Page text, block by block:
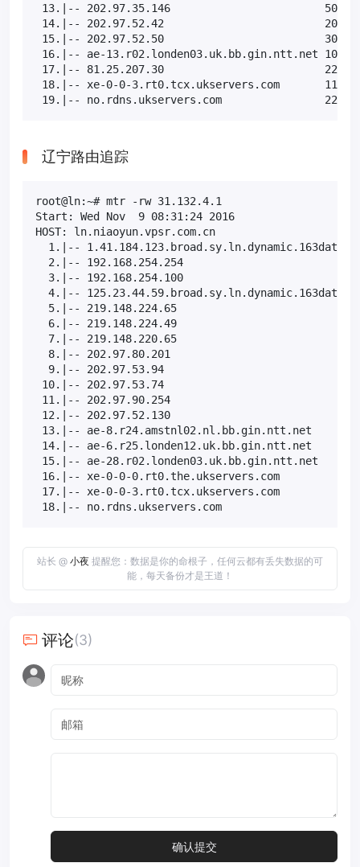
13.|-- 202.97.35.146                        50.0%
14.|-- 202.97.52.42                         20.0%
15.|-- 202.97.52.50                         30.0%
16.|-- ae-13.r02.londen03.uk.bb.gin.ntt.net
17.|-- 81.25.207.30                         22.2%
18.|-- xe-0-0-3.rt0.tcx.ukservers.com
19.|-- no.rdns.ukservers.com
辽宁路由追踪
root@ln:~# mtr -rw 31.132.4.1
Start: Wed Nov  9 08:31:24 2016
HOST: ln.niaoyun.vpsr.com.cn
1.|--
2.|-- 192.168.254.254
3.|-- 192.168.254.100
4.|--
5.|-- 219.148.224.65
6.|-- 219.148.224.49
7.|-- 219.148.220.65
8.|-- 202.97.80.201
9.|-- 202.97.53.94
10.|-- 202.97.53.74
11.|-- 202.97.90.254
12.|-- 202.97.52.130
13.|-- ae-8.r24.amstnl02.nl.bb.gin.ntt.net
14.|-- ae-6.r25.londen12.uk.bb.gin.ntt.net
15.|-- ae-28.r02.londen03.uk.bb.gin.ntt.net
16.|-- xe-0-0-0.rt0.the.ukservers.com
17.|-- xe-0-0-3.rt0.tcx.ukservers.com
18.|-- no.rdns.ukservers.com
站长 @ 小夜 提醒您：数据是你的命根子，任何云都有丢失数据的可
能，每天备份才是王道！
评论(3)